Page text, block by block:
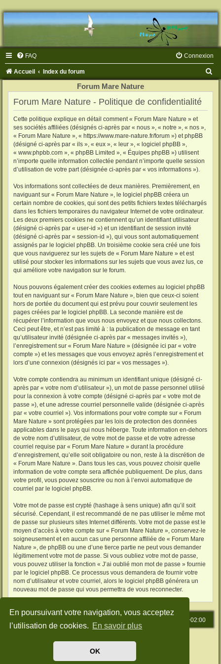
En poursuivant votre navigation, vous acceptez
l’utilisation de cookies. En savoir plus
OK
FAQ Connexion
Accueil Index du forum
Forum Mare Nature
Forum Mare Nature - Politique de confidentialité
Cette politique explique en détail comment « Forum Mare Nature » et
ses sociétés affiliées (désignés ci-après par « nous », « notre », « nos »,
« Forum Mare Nature », « https://www.mare-nature.fr/forum ») et phpBB
(désigné ci-après par « ils », « eux », « leur », « logiciel phpBB »,
« www.phpbb.com », « phpBB Limited », « Équipes phpBB ») utilisent
n’importe quelle information collectée pendant n’importe quelle session
d’utilisation de votre part (désignée ci-après par « vos informations »).
Vos informations sont collectées de deux manières. Premièrement, en
naviguant sur « Forum Mare Nature », le logiciel phpBB créera un
certain nombre de cookies, qui sont des petits fichiers textes téléchargés
dans les fichiers temporaires du navigateur Internet de votre ordinateur.
Les deux premiers cookies ne contiennent qu’un identifiant utilisateur
(désigné ci-après par « user-id ») et un identifiant de session invité
(désigné ci-après par « session-id »), qui vous sont automatiquement
assignés par le logiciel phpBB. Un troisième cookie sera créé une fois
que vous naviguerez sur les sujets de « Forum Mare Nature » et est
utilisé pour stocker les informations sur les sujets que vous avez lus, ce
qui améliore votre navigation sur le forum.
Nous pouvons également créer des cookies externes au logiciel phpBB
tout en naviguant sur « Forum Mare Nature », bien que ceux-ci soient
hors de portée du document qui est prévu pour couvrir seulement les
pages créées par le logiciel phpBB. La seconde manière est de
récupérer l’information que vous nous envoyez et que nous collectons.
Ceci peut être, et n’est pas limité à : la publication de message en tant
qu’utilisateur invité (désignée ci-après par « messages invités »),
l’enregistrement sur « Forum Mare Nature » (désignée ici par « votre
compte ») et les messages que vous envoyez après l’enregistrement et
lors d’une connexion (désignés ici par « vos messages »).
Votre compte contiendra au minimum un identifiant unique (désigné ci-
après par « votre nom d’utilisateur »), un mot de passe personnel utilisé
pour la connexion à votre compte (désigné ci-après par « votre mot de
passe »), et une adresse courriel personnelle valide (désignée ci-après
par « votre courriel »). Vos informations pour votre compte sur « Forum
Mare Nature » sont protégées par les lois de protection des données
applicables dans le pays qui nous héberge. Toute information en-dehors
de votre nom d’utilisateur, de votre mot de passe et de votre adresse
courriel requise par « Forum Mare Nature » durant la procédure
d’enregistrement, qu’elle soit obligatoire ou non, reste à la discrétion de
« Forum Mare Nature ». Dans tous les cas, vous pouvez choisir quelle
information de votre compte sera affichée publiquement. De plus, dans
votre profil, vous pouvez souscrire ou non à l’envoi automatique de
courriel par le logiciel phpBB.
Votre mot de passe est crypté (hashage à sens unique) afin qu’il soit
sécurisé. Cependant, il est recommandé de ne pas utiliser le même mot
de passe sur plusieurs sites Internet différents. Votre mot de passe est le
moyen d’accès à votre compte sur « Forum Mare Nature », conservez-le
soigneusement et en aucun cas une personne affiliée de « Forum Mare
Nature », de phpBB ou une d’une tierce partie ne peut vous demander
légitimement votre mot de passe. Si vous oubliez votre mot de passe,
vous pouvez utiliser la fonction « J’ai oublié mon mot de passe » fournie
par le logiciel phpBB. Ce processus vous demandera de fournir votre
nom d’utilisateur et votre courriel, alors le logiciel phpBB générera un
nouveau mot de passe qui vous permettra de vous reconnecter.
UTC+02:00
Style: Green-Style by Joyce&LunaphpBB-Style-Design
Conditions